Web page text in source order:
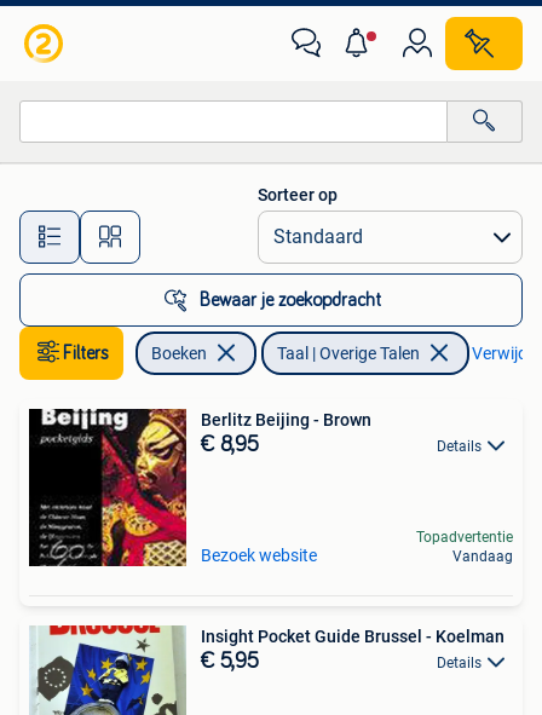
Alle afstanden…
Sorteer op
Bewaar je zoekopdracht
Filters Boeken Taal | Overige Talen
Berlitz Beijing - Brown
€ 8,95 Details
Bezoek website
Topadvertentie
Vandaag
Insight Pocket Guide Brussel - Koelman
€ 5,95 Details